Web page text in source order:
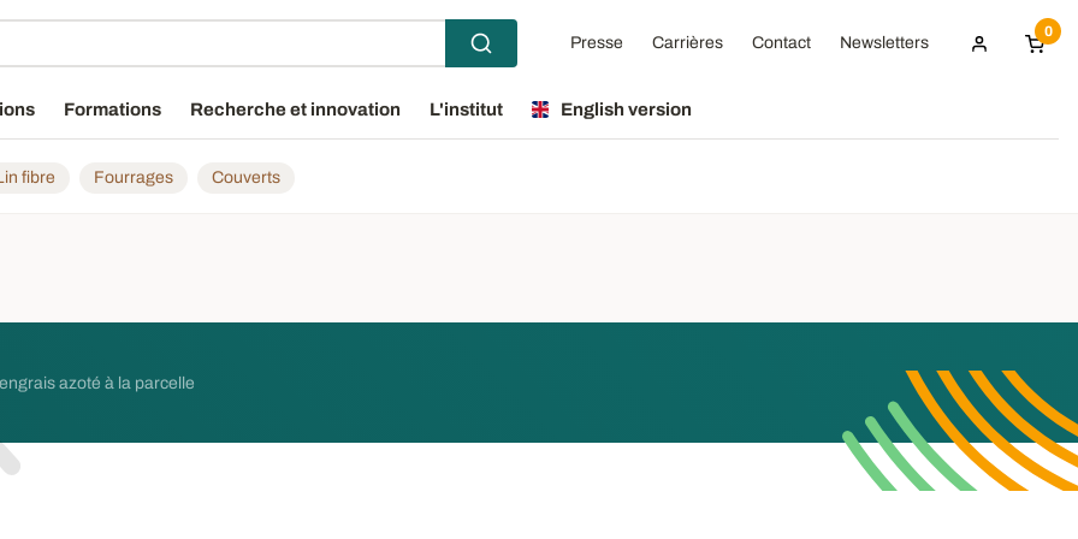
Presse Carrières Contact Newsletters
0
Formations Recherche et innovation L'institut English version
fibre Fourrages Couverts
azoté à la parcelle